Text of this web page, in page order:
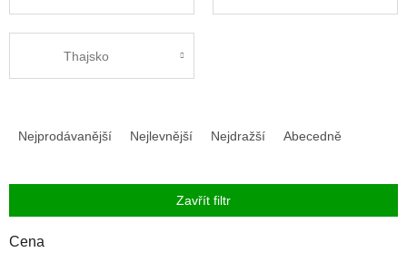
Thajsko
í
p
Nejprodávanější Nejlevnější Nejdražší Abecedně
Zavřít filtr
Cena